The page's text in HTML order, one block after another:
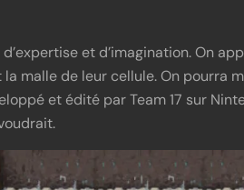
et d’imagination. On
malle de leur cellule. On pourra
et édité par Team 17 sur